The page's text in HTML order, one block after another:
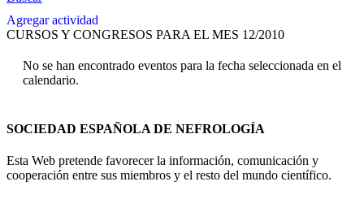
Agregar actividad
CURSOS Y CONGRESOS PARA EL MES 12/2010
No se han encontrado eventos para la fecha seleccionada en el
calendario.
SOCIEDAD ESPAÑOLA DE NEFROLOGÍA
Esta Web pretende favorecer la información, comunicación y
cooperación entre sus miembros y el resto del mundo científico.